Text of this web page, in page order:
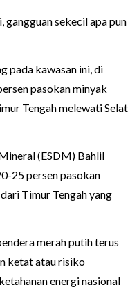
sekecil apa pun
pada kawasan ini, di
pasokan minyak
Tengah melewati Selat
(ESDM) Bahlil
25 persen pasokan
Timur Tengah yang
merah putih terus
ketat atau risiko
energi nasional